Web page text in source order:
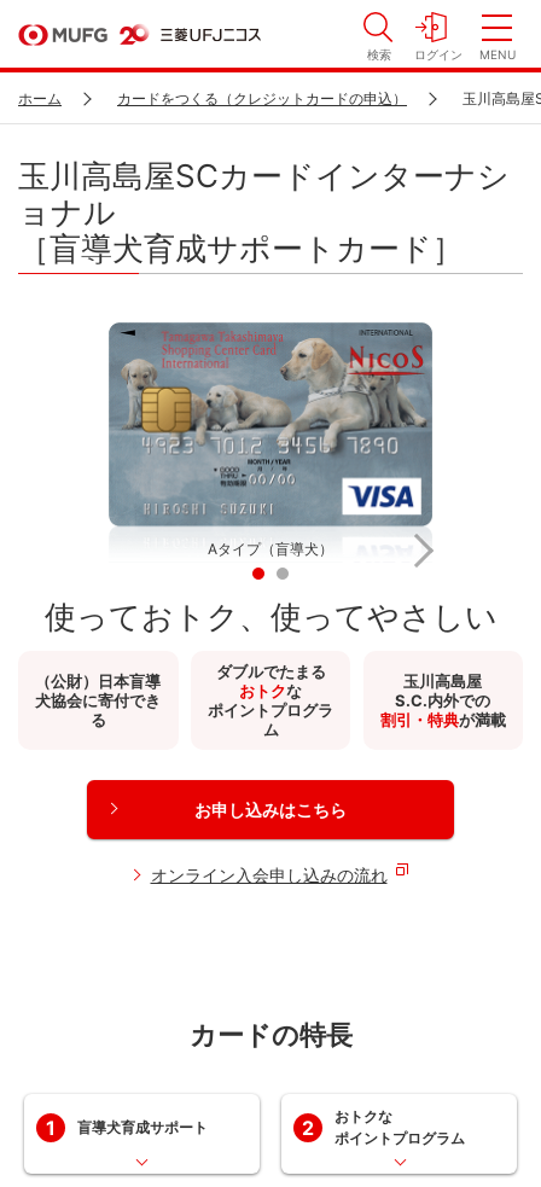
検索 ログイン MENU
ホーム カードをつくる（クレジットカードの申込） 玉川高島屋
玉川高島屋SCカードインターナシ
ョナル
［盲導犬育成サポートカード］
Aタイプ（盲導犬）
使っておトク、使ってやさしい
（公財）日本盲導
犬協会に寄付でき
る
ダブルでたまる
おトクな
ポイントプログラ
ム
玉川高島屋
S.C.内外での
割引・特典が満載
お申し込みはこちら
オンライン入会申し込みの流れ
カードの特長
1 盲導犬育成サポート 2
おトクな
ポイントプログラム